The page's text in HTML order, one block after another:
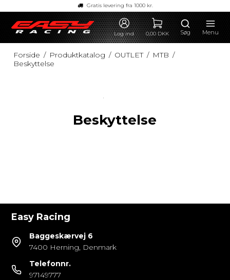
Gratis levering fra 1000 kr.
Log ind 0,00 DKK Søg Menu
Forside / Produktkatalog / OUTLET / MTB /
Beskyttelse
Beskyttelse
Easy Racing
Baggeskærvej 6
7400 Herning, Denmark
Telefonnr.
97149777